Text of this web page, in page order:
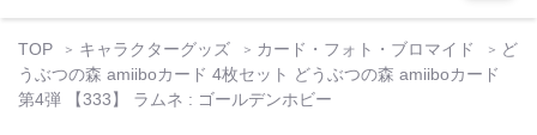
TOP キャラクターグッズ カード・フォト・ブロマイド
ど
うぶつの森 amiiboカード 4枚セット どうぶつの森 amiiboカード
第4弾 【333】 ラムネ : ゴールデンホビー